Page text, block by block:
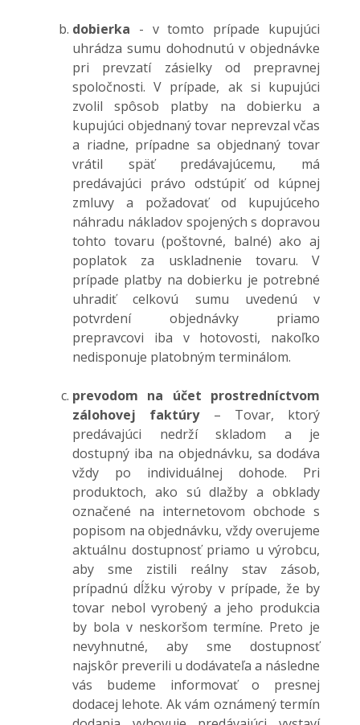
dobierka - v tomto prípade kupujúci
uhrádza sumu dohodnutú v objednávke
pri prevzatí zásielky od prepravnej
spoločnosti. V prípade, ak si kupujúci
zvolil spôsob platby na dobierku a
kupujúci objednaný tovar neprevzal včas
a riadne, prípadne sa objednaný tovar
vrátil späť predávajúcemu, má
predávajúci právo odstúpiť od kúpnej
zmluvy a požadovať od kupujúceho
náhradu nákladov spojených s dopravou
tohto tovaru (poštovné, balné) ako aj
poplatok za uskladnenie tovaru. V
prípade platby na dobierku je potrebné
uhradiť celkovú sumu uvedenú v
potvrdení objednávky priamo
prepravcovi iba v hotovosti, nakoľko
nedisponuje platobným terminálom.
prevodom na účet prostredníctvom
zálohovej faktúry– Tovar, ktorý
predávajúci nedrží skladom a je
dostupný iba na objednávku, sa dodáva
vždy po individuálnej dohode. Pri
produktoch, ako sú dlažby a obklady
označené na internetovom obchode s
popisom na objednávku, vždy overujeme
aktuálnu dostupnosť priamo u výrobcu,
aby sme zistili reálny stav zásob,
prípadnú dĺžku výroby v prípade, že by
tovar nebol vyrobený a jeho produkcia
by bola v neskoršom termíne. Preto je
nevyhnutné, aby sme dostupnosť
najskôr preverili u dodávateľa a následne
vás budeme informovať o presnej
dodacej lehote. Ak vám oznámený termín